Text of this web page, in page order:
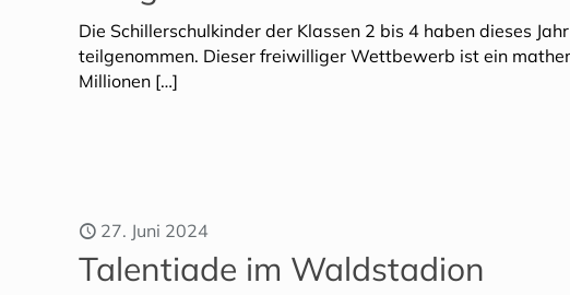
Die Schillerschulkinder der Klassen 2 bis 4 haben dieses
teilgenommen. Dieser freiwilliger Wettbewerb ist ein
Millionen […]
27. Juni 2024
Talentiade im Waldstadion